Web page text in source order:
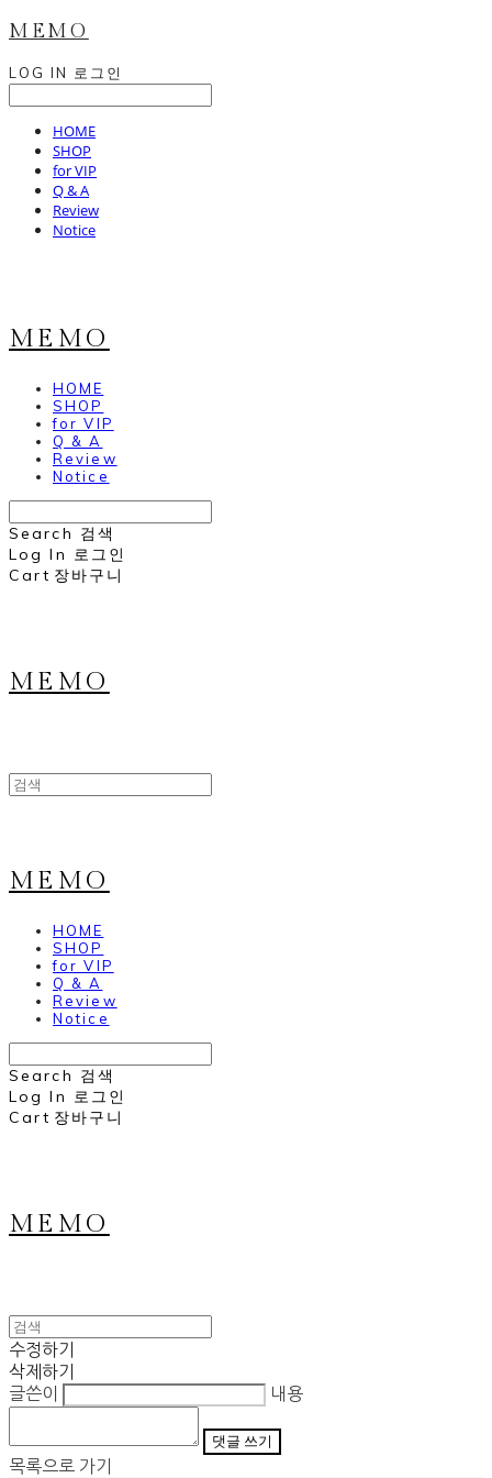
MEMO
LOG IN 로그인
HOME
SHOP
for VIP
Q & A
Review
Notice
MEMO
HOME
SHOP
for VIP
Q & A
Review
Notice
Search 검색
Log In 로그인
Cart 장바구니
MEMO
MEMO
HOME
SHOP
for VIP
Q & A
Review
Notice
Search 검색
Log In 로그인
Cart 장바구니
MEMO
수정하기
삭제하기
글쓴이
내용
댓글 쓰기
목록으로 가기